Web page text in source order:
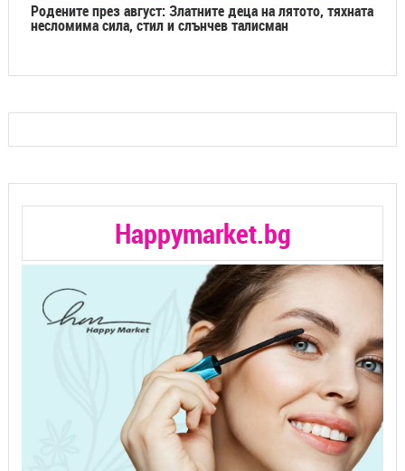
Родените през август: Златните деца на лятото, тяхната
несломима сила, стил и слънчев талисман
Happymarket.bg